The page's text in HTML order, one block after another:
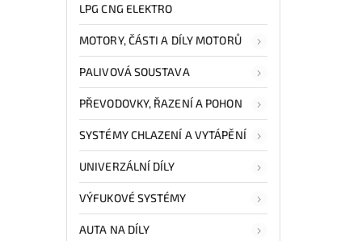
LPG CNG ELEKTRO
MOTORY, ČÁSTI A DÍLY MOTORŮ
PALIVOVÁ SOUSTAVA
PŘEVODOVKY, ŘAZENÍ A POHON
SYSTÉMY CHLAZENÍ A VYTÁPĚNÍ
UNIVERZÁLNÍ DÍLY
VÝFUKOVÉ SYSTÉMY
AUTA NA DÍLY